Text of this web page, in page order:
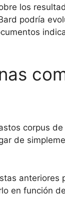
los
podría
corpus
de
en función